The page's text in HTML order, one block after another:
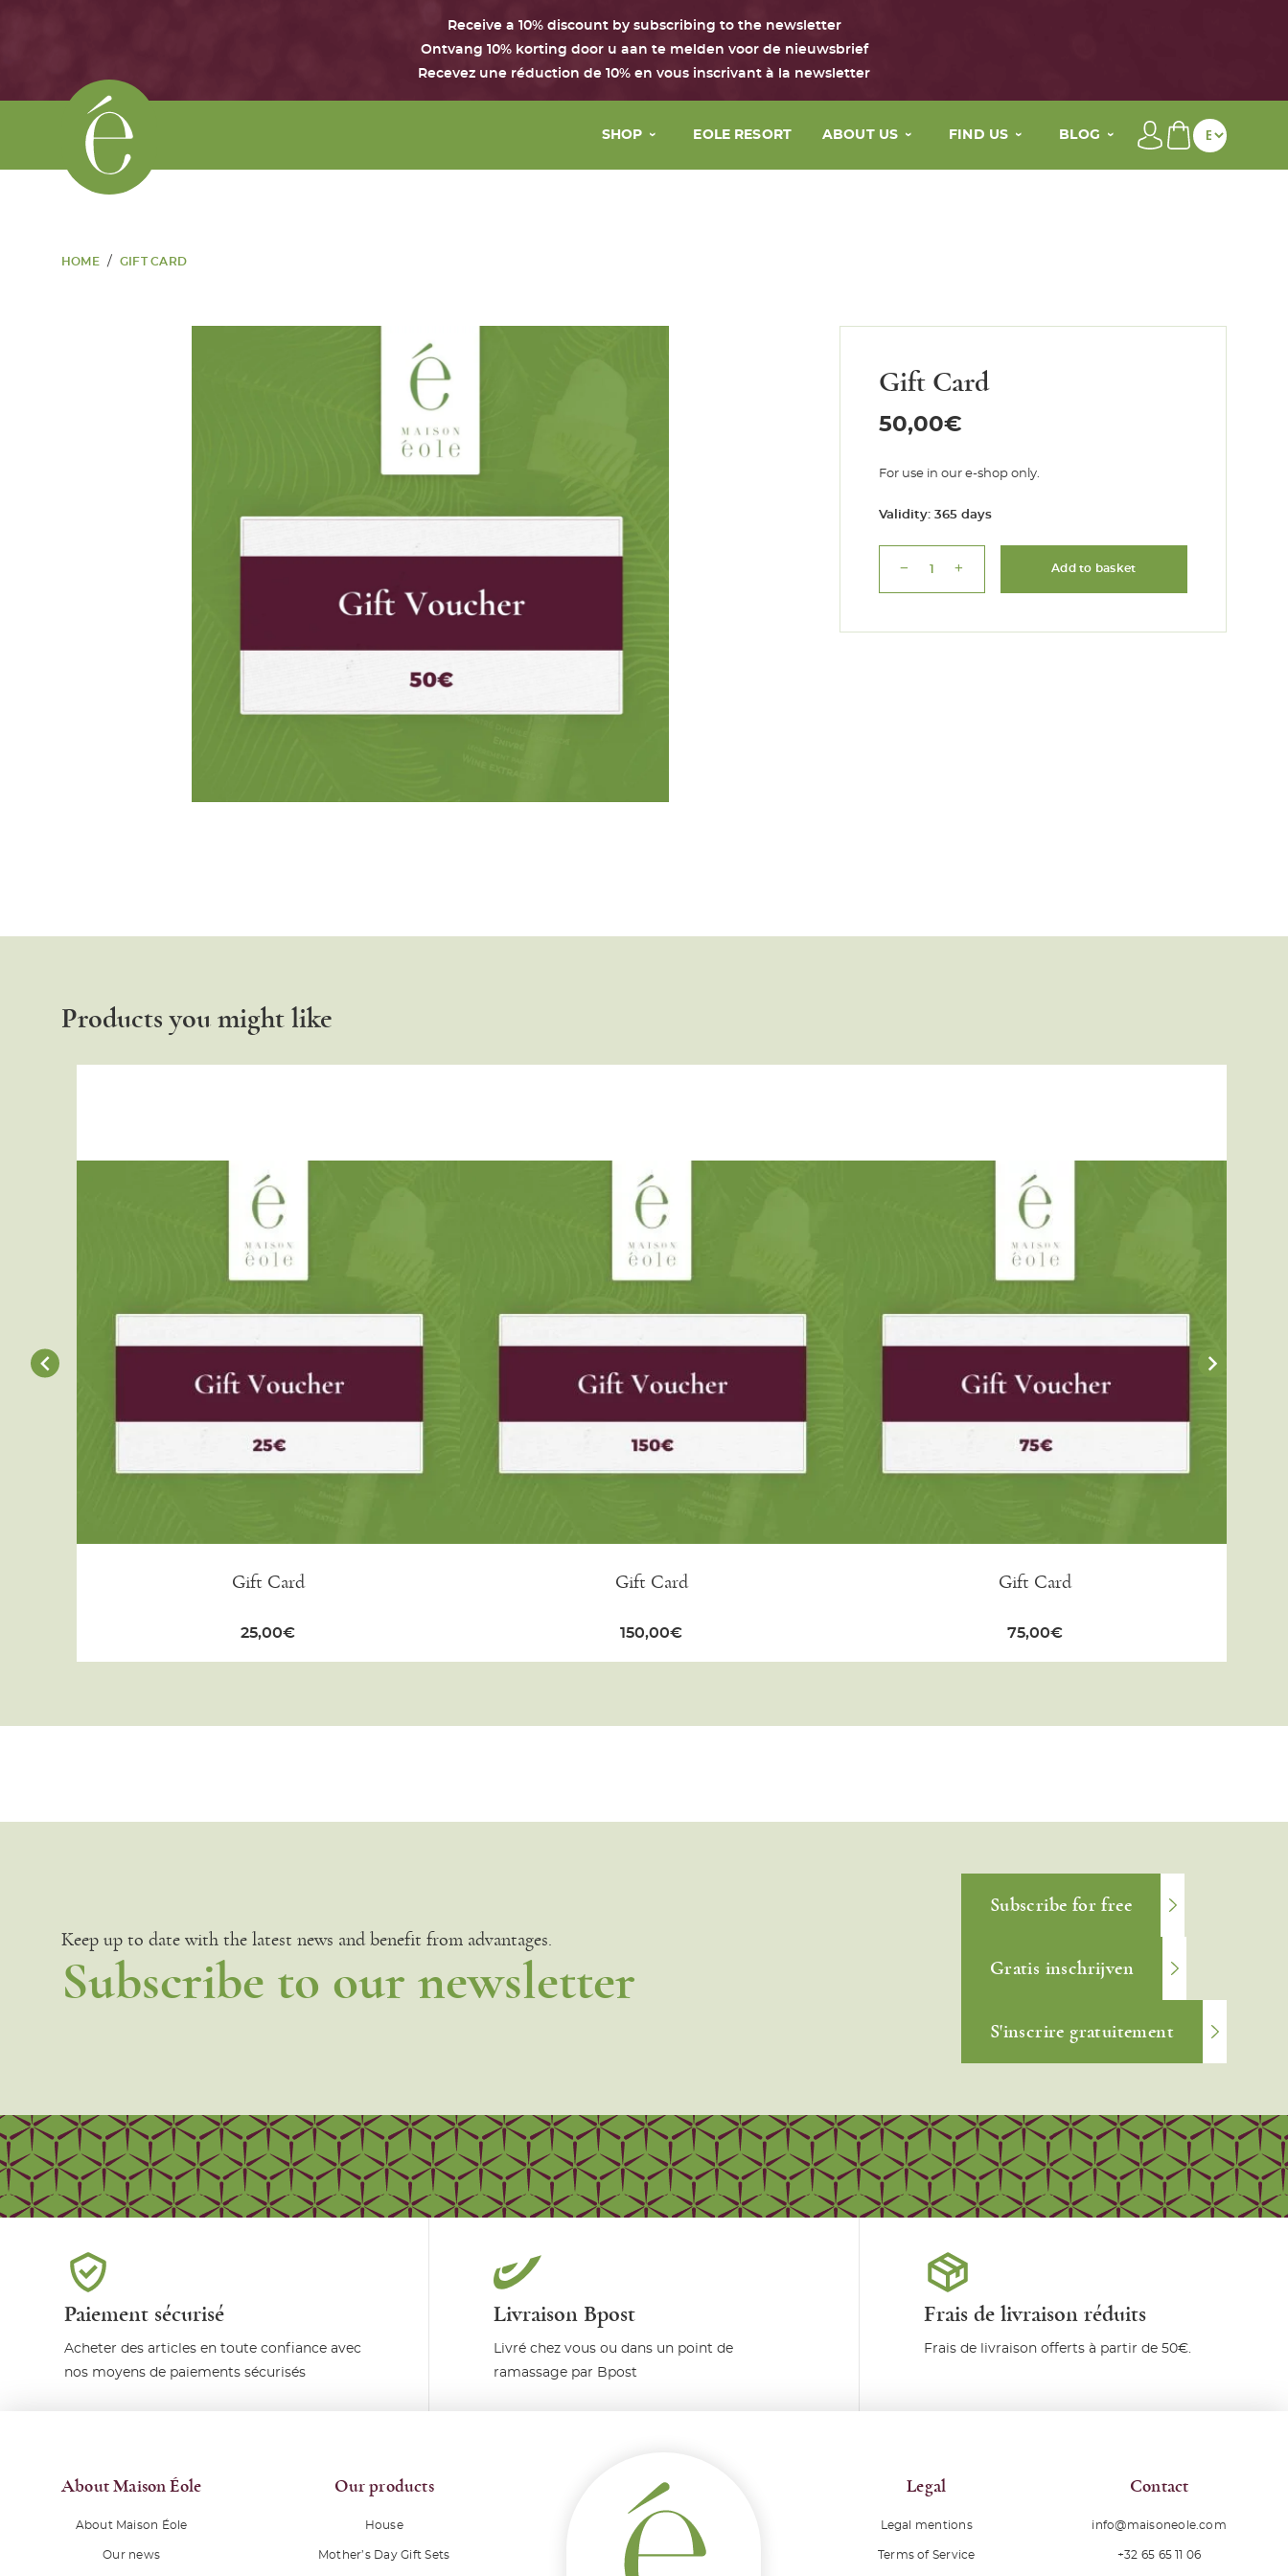
Receive a 10% discount by subscribing to the newsletter
Ontvang 10% korting door u aan te melden voor de nieuwsbrief
Recevez une réduction de 10% en vous inscrivant à la newsletter
SHOP EOLE RESORT ABOUT US FIND US BLOG
HOME / GIFT CARD
Gift Card
50,00€
For use in our e-shop only.
Validity: 365 days
remove add Add to basket
Products you might like
Gift Card
25,00€
Gift Card
150,00€
Gift Card
75,00€
Keep up to date with the latest news and benefit from advantages.
Subscribe to our newsletter
Subscribe for free
Gratis inschrijven
S'inscrire gratuitement
Paiement sécurisé
Acheter des articles en toute confiance avec
nos moyens de paiements sécurisés
Livraison Bpost
Livré chez vous ou dans un point de
ramassage par Bpost
Frais de livraison réduits
Frais de livraison offerts à partir de 50€.
About Maison Éole
About Maison Éole
Our news
Our products
House
Mother’s Day Gift Sets
Legal
Legal mentions
Terms of Service
Contact
info@maisoneole.com
+32 65 65 11 06